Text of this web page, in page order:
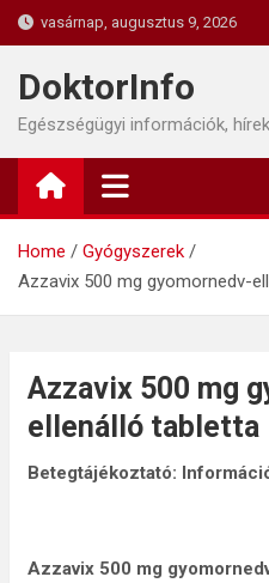
Skip
to
content
vasárnap, augusztus 9, 2026
DoktorInfo
Egészségügyi információk,
Home
Gyógyszerek
Azzavix 500 mg gyomornedv-
Azzavix 500 mg
ellenálló tabletta
Betegtájékoztató:
Azzavix 500 mg